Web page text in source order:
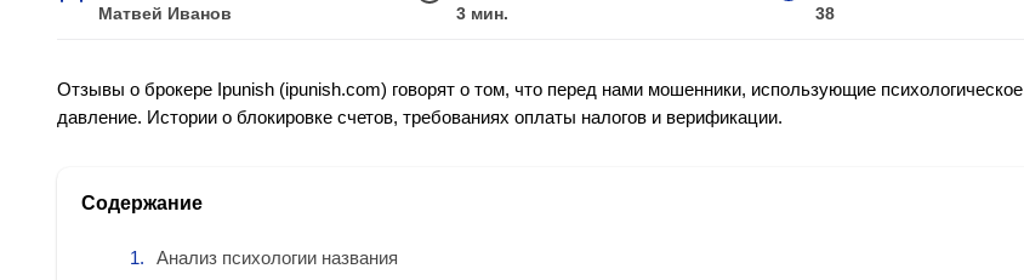
Матвей Иванов
3 мин.
38
Отзывы о брокере Ipunish (ipunish.com) говорят о том, что перед нами мошенники, использующие психологическое
давление. Истории о блокировке счетов, требованиях оплаты налогов и верификации.
Содержание
Анализ психологии названия